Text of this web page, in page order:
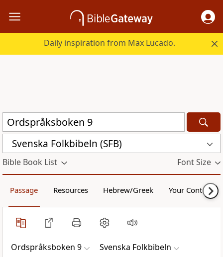
Daily inspiration from Max Lucado.
Svenska Folkbibeln (SFB)
Bible Book List Font Size
Passage Resources Hebrew/Greek Your Content
Ordspråksboken 9 Svenska Folkbibeln